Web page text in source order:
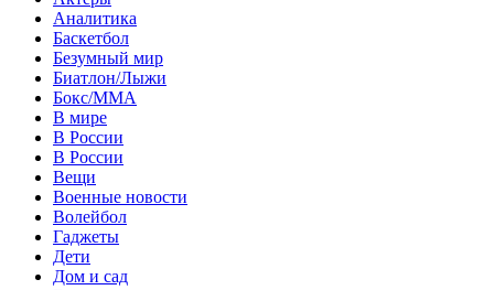
Аналитика
Баскетбол
Безумный мир
Биатлон/Лыжи
Бокс/MMA
В мире
В России
В России
Вещи
Военные новости
Волейбол
Гаджеты
Дети
Дом и сад